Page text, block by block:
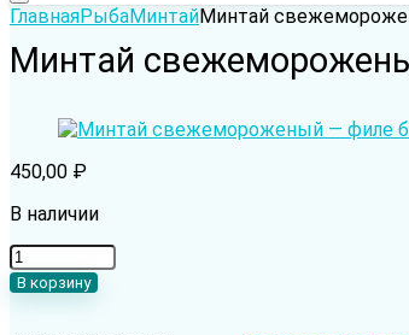
ГлавнаяРыбаМинтайМинтай
Минтай
450,00 ₽
В наличии
Количество
товара
Минтай
В корзину